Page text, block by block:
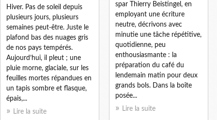
spar Thierry Beistingel, en
employant une écriture
neutre, décrivons avec
minutie une tâche répétitive,
quotidienne, peu
enthousiasmante : la
préparation du café du
lendemain matin pour deux
grands bols. Dans la boîte
posée...
Lire la suite
Hiver. Pas de soleil depuis
plusieurs jours, plusieurs
semaines peut-être. Juste le
plafond bas des nuages gris
de nos pays tempérés.
Aujourd’hui, il pleut ; une
pluie morne, glaciale, sur les
feuilles mortes répandues en
un tapis sombre et flasque,
épais,...
Lire la suite